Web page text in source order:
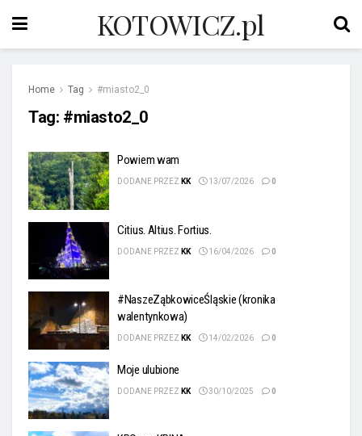
KOTOWICZ.pl
Home Tag #miasto2_0
Tag: #miasto2_0
Powiem wam
DODANE PRZEZ KK 13/07/2026 0
Citius. Altius. Fortius.
DODANE PRZEZ KK 16/04/2026 0
#NaszeZąbkowiceŚląskie (kronika
walentynkowa)
DODANE PRZEZ KK 14/02/2026 0
Moje ulubione
DODANE PRZEZ KK 30/10/2025 0